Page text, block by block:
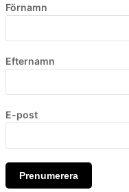
Förnamn
Efternamn
E-post
Prenumerera